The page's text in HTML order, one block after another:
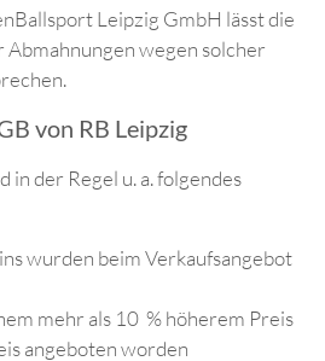
Leipzig GmbH lässt die
Abmahnungen wegen solcher
von RB Leipzig
der Regel u. a. folgendes
wurden beim Verkaufsangebot
mehr als 10 % höherem Preis
angeboten worden